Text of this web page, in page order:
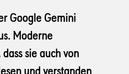
Google Gemini
Moderne
sie auch von
und verstanden